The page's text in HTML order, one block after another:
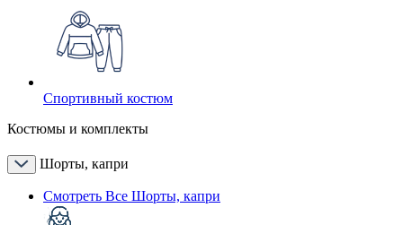
Спортивный костюм
Костюмы и комплекты
Шорты, капри
Смотреть Все Шорты, капри